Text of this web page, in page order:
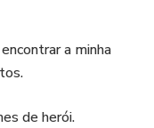
a minha
de herói.